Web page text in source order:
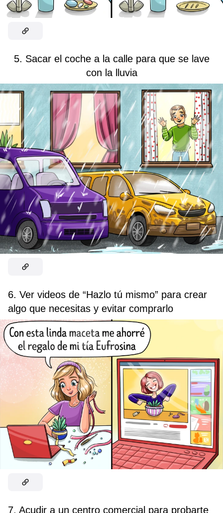
5. Sacar el coche a la calle para que se lave
con la lluvia
6. Ver videos de “Hazlo tú mismo” para crear
algo que necesitas y evitar comprarlo
7. Acudir a un centro comercial para probarte